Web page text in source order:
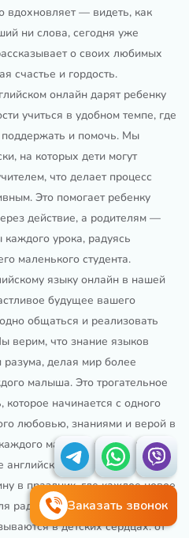
вдохновляет — видеть, как
ни слова, сегодня уже
о своих любимых
счастье и гордость.
онлайн дарят ребенку
учиться в удобном темпе, где
поддержать и помочь. Мы
на которых дети могут
что делает процесс
Это помогает ребенку
действие, а родителям —
урока, радуясь
маленького студента.
языку онлайн в нашей
будущее вашего
общаться и реализовать
верим, что знание языков
делая мир более
малыша. Это трогательное
начинается с одного
любовью, знаниями и верой в
маленького человека.
языка для детей в
в праздник, где каждое новое
радости и гордости. Мы
в детских сердцах: от
Заказать звонок